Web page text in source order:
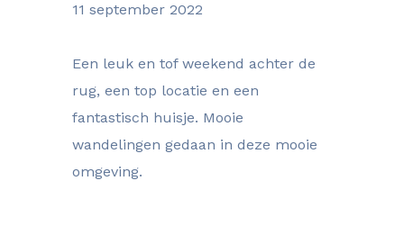
11 september 2022
Een leuk en tof weekend achter de
rug, een top locatie en een
fantastisch huisje. Mooie
wandelingen gedaan in deze mooie
omgeving.